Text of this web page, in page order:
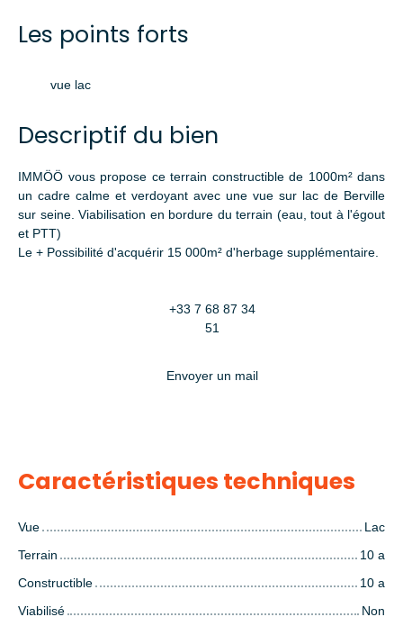
Les points forts
vue lac
Descriptif du bien
IMMÖÖ vous propose ce terrain constructible de 1000m² dans
un cadre calme et verdoyant avec une vue sur lac de Berville
sur seine. Viabilisation en bordure du terrain (eau, tout à l'égout
et PTT)
Le + Possibilité d'acquérir 15 000m² d'herbage supplémentaire.
+33 7 68 87 34
51
Envoyer un mail
Caractéristiques techniques
Vue
Lac
Terrain
10 a
Constructible
10 a
Viabilisé
Non